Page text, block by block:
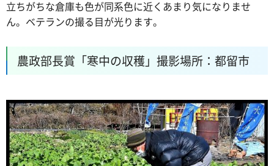
立ちがちな倉庫も色が同系色に近くあまり気になりませ
ん。ベテランの撮る目が光ります。
農政部長賞「寒中の収穫」撮影場所：都留市